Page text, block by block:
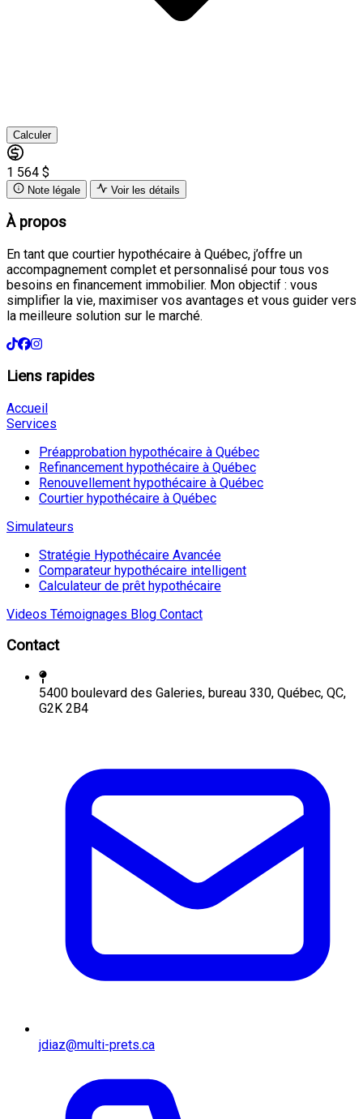
Calculer
1 564 $
Note légale Voir les détails
À propos
En tant que courtier hypothécaire à Québec, j’offre un
accompagnement complet et personnalisé pour tous vos
besoins en financement immobilier. Mon objectif : vous
simplifier la vie, maximiser vos avantages et vous guider vers
la meilleure solution sur le marché.
Liens rapides
Accueil
Services
Préapprobation hypothécaire à Québec
Refinancement hypothécaire à Québec
Renouvellement hypothécaire à Québec
Courtier hypothécaire à Québec
Simulateurs
Stratégie Hypothécaire Avancée
Comparateur hypothécaire intelligent
Calculateur de prêt hypothécaire
Videos Témoignages Blog Contact
Contact
5400 boulevard des Galeries, bureau 330, Québec, QC,
G2K 2B4
jdiaz@multi-prets.ca